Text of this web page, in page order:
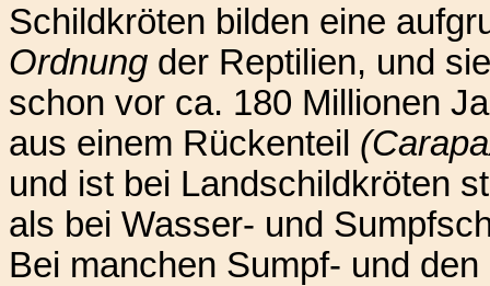
Schildkröten bilden eine
Ordnung der Reptilien, und
schon vor ca. 180 Millionen
aus einem Rückenteil
und ist bei Landschildkröten
als bei Wasser- und
Bei manchen Sumpf- und